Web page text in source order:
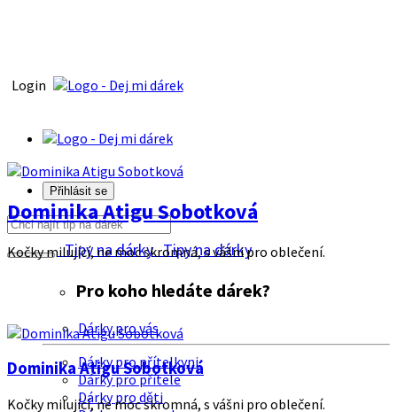
Login
Přihlásit se
Tipy na dárkyTipy na dárky
Pro koho hledáte dárek?
Dárky pro vás
Dárky pro přítelkyni
Dárky pro přítele
Dárky pro děti
Dominika Atigu Sobotková
Kočky milující, ne moc skromná, s vášni pro oblečení.
Dominika Atigu Sobotková
Kočky milující, ne moc skromná, s vášni pro oblečení.